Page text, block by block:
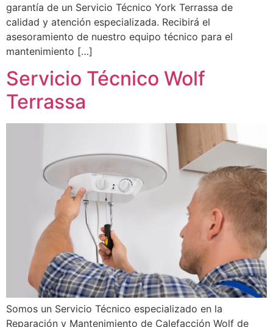
garantía de un Servicio Técnico York Terrassa de
calidad y atención especializada. Recibirá el
asesoramiento de nuestro equipo técnico para el
mantenimiento […]
Servicio Técnico Wolf
Terrassa
Somos un Servicio Técnico especializado en la
Reparación y Mantenimiento de Calefacción Wolf de